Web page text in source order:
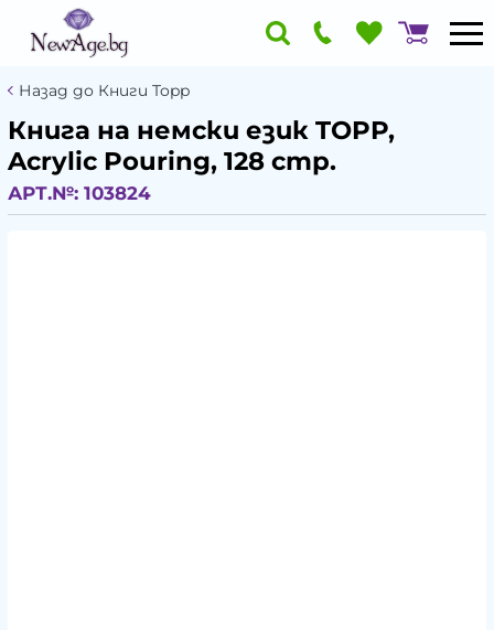
Назад до Книги Topp
Книга на немски език TOPP,
Acrylic Pouring, 128 стр.
АРТ.№: 103824